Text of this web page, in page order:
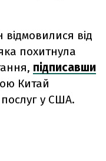
від
похитнула
підписавши
Китай
послуг у США.